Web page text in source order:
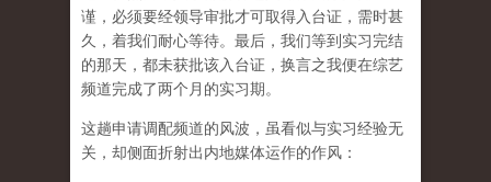
谨，必须要经领导审批才可取得入台证，需时甚
久，着我们耐心等待。最后，我们等到实习完结
的那天，都未获批该入台证，换言之我便在综艺
频道完成了两个月的实习期。
这趟申请调配频道的风波，虽看似与实习经验无
关，却侧面折射出内地媒体运作的作风：